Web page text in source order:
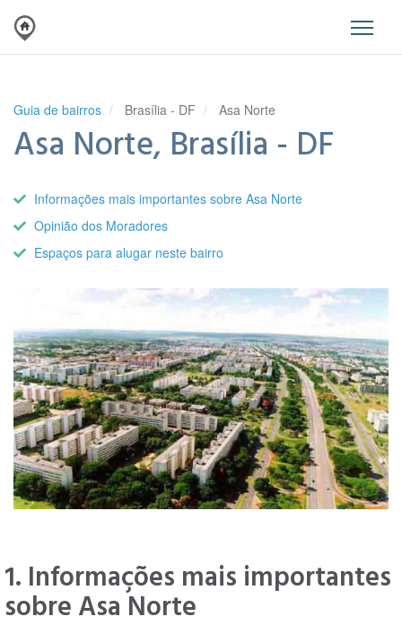
Guia de bairros Brasília - DF Asa Norte
Asa Norte, Brasília - DF
Informações mais importantes sobre Asa Norte
Opinião dos Moradores
Espaços para alugar neste bairro
1. Informações mais importantes
sobre Asa Norte